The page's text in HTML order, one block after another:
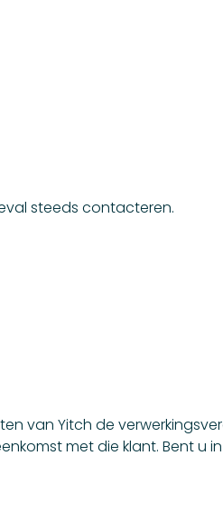
steeds contacteren.
van Yitch de
met die klant. Bent u